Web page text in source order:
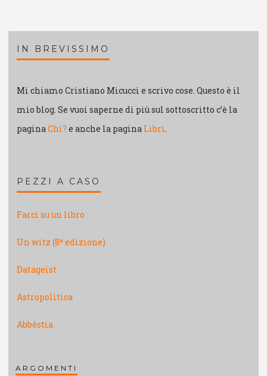
IN BREVISSIMO
Mi chiamo Cristiano Micucci e scrivo cose. Questo è il
mio blog. Se vuoi saperne di più sul sottoscritto c’è la
paginaChi? e anche la pagina Libri.
PEZZI A CASO
Farci su un libro
Un witz (8ª edizione)
Datageist
Astropolitica
Abbéstia
ARGOMENTI